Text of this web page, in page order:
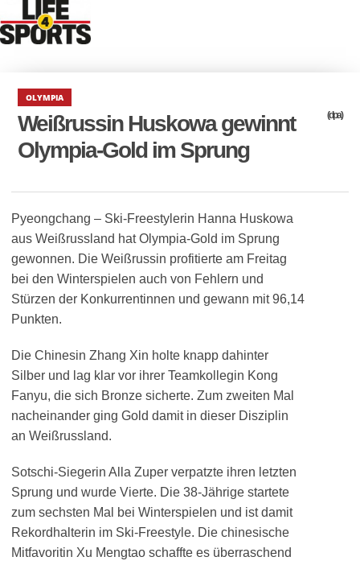
OLYMPIA
Weißrussin Huskowa gewinnt
Olympia-Gold im Sprung
(dpa)
Pyeongchang – Ski-Freestylerin Hanna Huskowa
aus Weißrussland hat Olympia-Gold im Sprung
gewonnen. Die Weißrussin profitierte am Freitag
bei den Winterspielen auch von Fehlern und
Stürzen der Konkurrentinnen und gewann mit 96,14
Punkten.
Die Chinesin Zhang Xin holte knapp dahinter
Silber und lag klar vor ihrer Teamkollegin Kong
Fanyu, die sich Bronze sicherte. Zum zweiten Mal
nacheinander ging Gold damit in dieser Disziplin
an Weißrussland.
Sotschi-Siegerin Alla Zuper verpatzte ihren letzten
Sprung und wurde Vierte. Die 38-Jährige startete
zum sechsten Mal bei Winterspielen und ist damit
Rekordhalterin im Ski-Freestyle. Die chinesische
Mitfavoritin Xu Mengtao schaffte es überraschend